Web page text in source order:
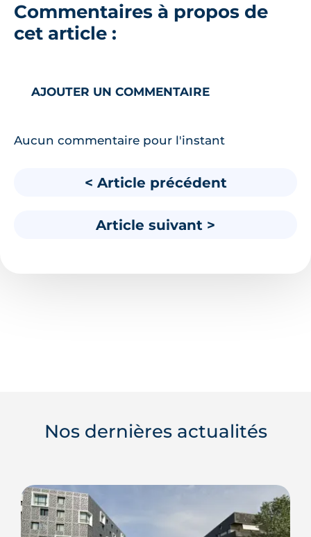
Commentaires à propos de
cet article :
AJOUTER UN COMMENTAIRE
Aucun commentaire pour l'instant
< Article précédent
Article suivant >
Nos dernières actualités